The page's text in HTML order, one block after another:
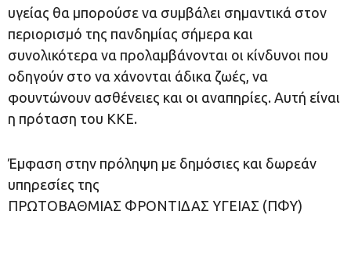
υγείας θα μπορούσε να συμβάλει σημαντικά στον
περιορισμό της πανδημίας σήμερα και
συνολικότερα να προλαμβάνονται οι κίνδυνοι που
οδηγούν στο να χάνονται άδικα ζωές, να
φουντώνουν ασθένειες και οι αναπηρίες. Αυτή είναι
η πρόταση του ΚΚΕ.
Έμφαση στην πρόληψη με δημόσιες και δωρεάν
υπηρεσίες της
ΠΡΩΤΟΒΑΘΜΙΑΣ ΦΡΟΝΤΙΔΑΣ ΥΓΕΙΑΣ (ΠΦΥ)